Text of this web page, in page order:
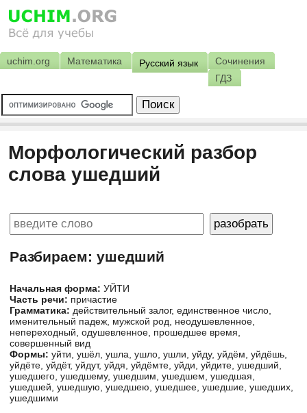
uchim.org Математика Русский язык
Сочинения
ГДЗ
Морфологический разбор
слова ушедший
Разбираем: ушедший
Начальная форма: УЙТИ
Часть речи: причастие
Грамматика: действительный залог, единственное число,
именительный падеж, мужской род, неодушевленное,
непереходный, одушевленное, прошедшее время,
совершенный вид
Формы: уйти, ушёл, ушла, ушло, ушли, уйду, уйдём, уйдёшь,
уйдёте, уйдёт, уйдут, уйдя, уйдёмте, уйди, уйдите, ушедший,
ушедшего, ушедшему, ушедшим, ушедшем, ушедшая,
ушедшей, ушедшую, ушедшею, ушедшее, ушедшие, ушедших,
ушедшими